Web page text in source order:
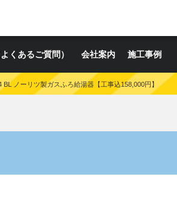
くあるご質問） 会社案内 施工事例
BL ノーリツ製ガスふろ給湯器【工事込158,000円】